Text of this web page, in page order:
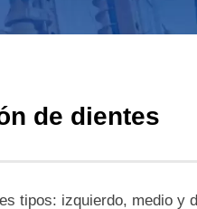
de dientes
tipos: izquierdo, medio y